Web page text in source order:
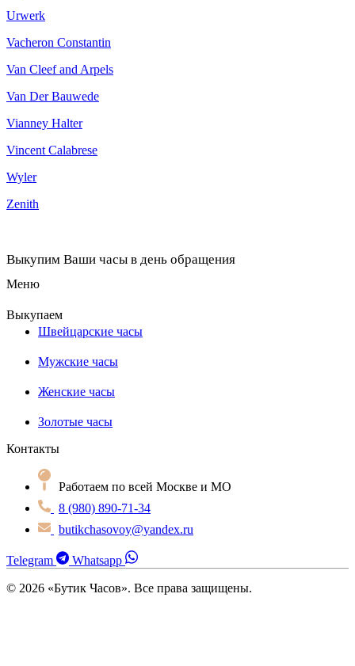
Urwerk
Vacheron Constantin
Van Cleef and Arpels
Van Der Bauwede
Vianney Halter
Vincent Calabrese
Wyler
Zenith
Выкупим Ваши часы в день обращения
Меню
Выкупаем
Швейцарские часы
Мужские часы
Женские часы
Золотые часы
Контакты
Работаем по всей Москве и МО
8 (980) 890-71-34
butikchasovoy@yandex.ru
Telegram Whatsapp
© 2026 «Бутик Часов». Все права защищены.